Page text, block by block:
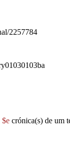
2257784
$e crónica(s) de um